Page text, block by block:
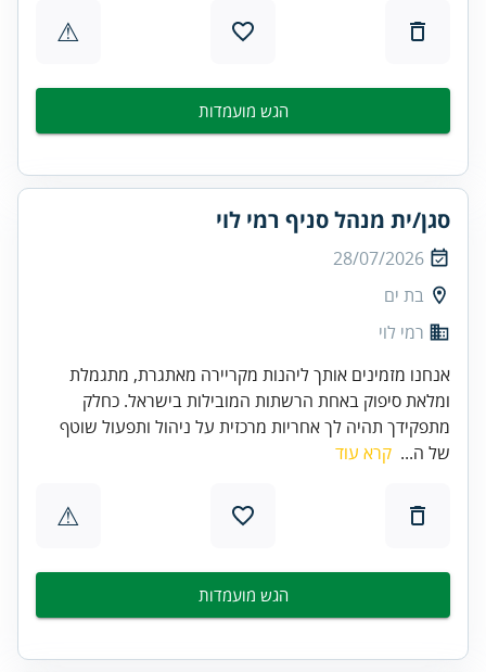
⚠
הגש מועמדות
סגן/ית מנהל סניף רמי לוי
28/07/2026
בת ים
רמי לוי
אנחנו מזמינים אותך ליהנות מקריירה מאתגרת, מתגמלת
ומלאת סיפוק באחת הרשתות המובילות בישראל. כחלק
מתפקידך תהיה לך אחריות מרכזית על ניהול ותפעול שוטף
של ה... קרא עוד
⚠
הגש מועמדות